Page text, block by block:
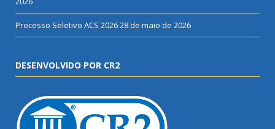
Processo Seletivo ACS 202628 de maio de 2026
DESENVOLVIDO POR CR2